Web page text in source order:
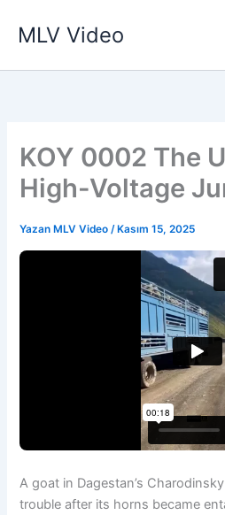
atlaMLV Video
KOY 0002 The
High-Voltage
Yazan MLV Video/ Kasım 15, 2025
A goat in Dagestan’s
trouble after its horns became